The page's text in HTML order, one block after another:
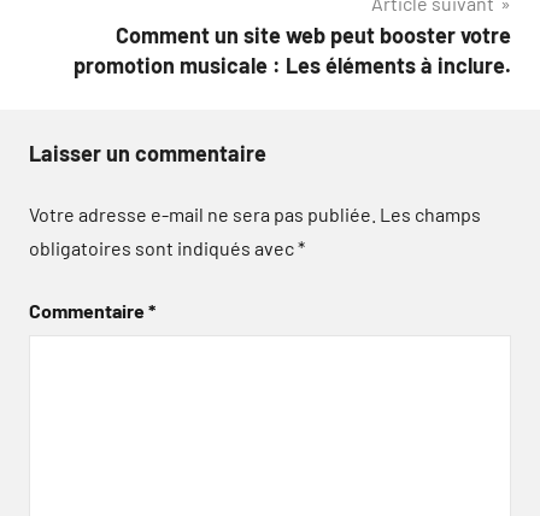
Comment un site web peut booster votre
promotion musicale : Les éléments à inclure.
Laisser un commentaire
Votre adresse e-mail ne sera pas publiée. Les champs
obligatoires sont indiqués avec*
Commentaire*